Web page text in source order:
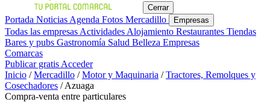
Cerrar
Portada Noticias Agenda Fotos Mercadillo Empresas
Todas las empresas Actividades Alojamiento Restaurantes Tiendas
Bares y pubs Gastronomía Salud Belleza Empresas
Comarcas
Publicar gratis Acceder
Inicio / Mercadillo / Motor y Maquinaria / Tractores, Remolques y
Cosechadores / Azuaga
Compra-venta entre particulares